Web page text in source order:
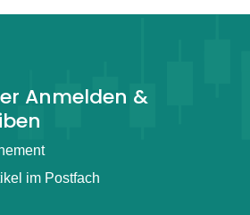
Anmelden &
im Postfach